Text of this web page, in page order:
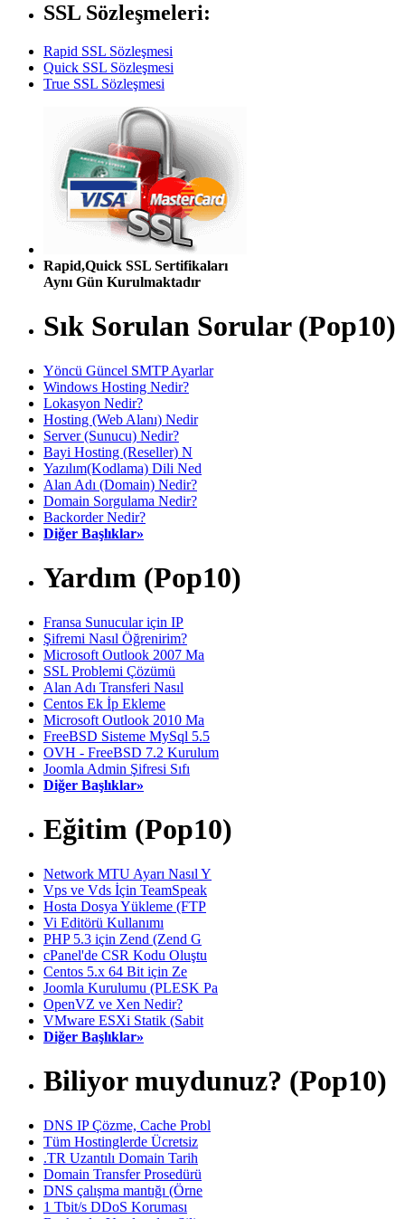
SSL Sözleşmeleri:
Rapid SSL Sözleşmesi
Quick SSL Sözleşmesi
True SSL Sözleşmesi
Rapid,Quick SSL Sertifikaları
Aynı Gün Kurulmaktadır
Sık Sorulan Sorular (Pop10)
Yöncü Güncel SMTP Ayarlar
Windows Hosting Nedir?
Lokasyon Nedir?
Hosting (Web Alanı) Nedir
Server (Sunucu) Nedir?
Bayi Hosting (Reseller) N
Yazılım(Kodlama) Dili Ned
Alan Adı (Domain) Nedir?
Domain Sorgulama Nedir?
Backorder Nedir?
Diğer Başlıklar»
Yardım (Pop10)
Fransa Sunucular için IP
Şifremi Nasıl Öğrenirim?
Microsoft Outlook 2007 Ma
SSL Problemi Çözümü
Alan Adı Transferi Nasıl
Centos Ek İp Ekleme
Microsoft Outlook 2010 Ma
FreeBSD Sisteme MySql 5.5
OVH - FreeBSD 7.2 Kurulum
Joomla Admin Şifresi Sıfı
Diğer Başlıklar»
Eğitim (Pop10)
Network MTU Ayarı Nasıl Y
Vps ve Vds İçin TeamSpeak
Hosta Dosya Yükleme (FTP
Vi Editörü Kullanımı
PHP 5.3 için Zend (Zend G
cPanel'de CSR Kodu Oluştu
Centos 5.x 64 Bit için Ze
Joomla Kurulumu (PLESK Pa
OpenVZ ve Xen Nedir?
VMware ESXi Statik (Sabit
Diğer Başlıklar»
Biliyor muydunuz? (Pop10)
DNS IP Çözme, Cache Probl
Tüm Hostinglerde Ücretsiz
.TR Uzantılı Domain Tarih
Domain Transfer Prosedürü
DNS çalışma mantığı (Örne
1 Tbit/s DDoS Koruması